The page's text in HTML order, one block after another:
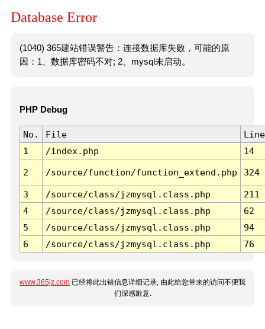
Database Error
(1040) 365建站错误警告：连接数据库失败，可能的原
因：1、数据库密码不对; 2、mysql未启动。
PHP Debug
No. File
Line
1
/index.php 14
2 /source/function/function_extend.php 324
3 /source/class/jzmysql.class.php
211
4
/source/class/jzmysql.class.php
62
5
/source/class/jzmysql.class.php
94
6
/source/class/jzmysql.class.php 76
www.365jz.com 已经将此出错信息详细记录, 由此给您带来的访问不便我
们深感歉意.